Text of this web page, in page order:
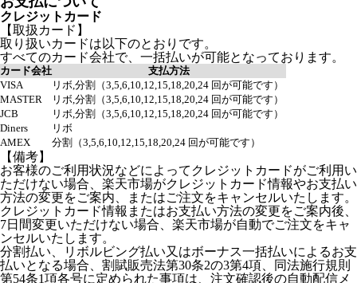
クレジットカード
【取扱カード】
取り扱いカードは以下のとおりです。
すべてのカード会社で、一括払いが可能となっております。
カード会社
支払方法
VISA
リボ,分割（3,5,6,10,12,15,18,20,24 回が可能です）
MASTER
リボ,分割（3,5,6,10,12,15,18,20,24 回が可能です）
JCB
リボ,分割（3,5,6,10,12,15,18,20,24 回が可能です）
Diners
リボ
AMEX
分割（3,5,6,10,12,15,18,20,24 回が可能です）
【備考】
お客様のご利用状況などによってクレジットカードがご利用い
ただけない場合、楽天市場がクレジットカード情報やお支払い
方法の変更をご案内、またはご注文をキャンセルいたします。
クレジットカード情報またはお支払い方法の変更をご案内後、
7日間変更いただけない場合、楽天市場が自動でご注文をキャ
ンセルいたします。
分割払い、リボルビング払い又はボーナス一括払いによるお支
払いとなる場合、割賦販売法第30条2の3第4項、同法施行規則
第54条1項各号に定められた事項は、注文確認後の自動配信メ